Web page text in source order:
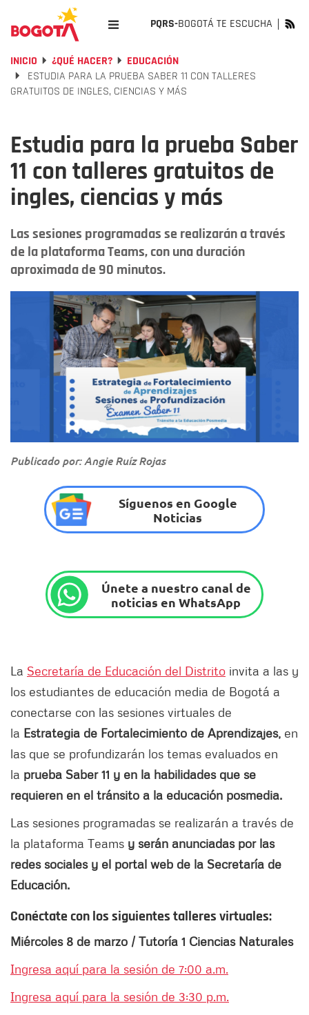
PQRS-BOGOTÁ TE ESCUCHA
INICIO ¿QUÉ HACER?
EDUCACIÓN
ESTUDIA PARA LA PRUEBA SABER 11 CON TALLERES
GRATUITOS DE INGLES, CIENCIAS Y MÁS
Estudia para la prueba Saber
11 con talleres gratuitos de
ingles, ciencias y más
Las sesiones programadas se realizarán a través
de la plataforma Teams, con una duración
aproximada de 90 minutos.
Publicado por: Angie Ruíz Rojas
Síguenos en Google
Noticias
Únete a nuestro canal de
noticias en WhatsApp
La Secretaría de Educación del Distrito invita a las y
los estudiantes de educación media de Bogotá a
conectarse con las sesiones virtuales de
la Estrategia de Fortalecimiento de Aprendizajes, en
las que se profundizarán los temas evaluados en
la prueba Saber 11 y en la habilidades que se
requieren en el tránsito a la educación posmedia.
Las sesiones programadas se realizarán a través de
la plataforma Teams y serán anunciadas por las
redes sociales y el portal web de la Secretaría de
Educación.
Conéctate con los siguientes talleres virtuales:
Miércoles 8 de marzo / Tutoría 1 Ciencias Naturales
Ingresa aquí para la sesión de 7:00 a.m.
Ingresa aquí para la sesión de 3:30 p.m.